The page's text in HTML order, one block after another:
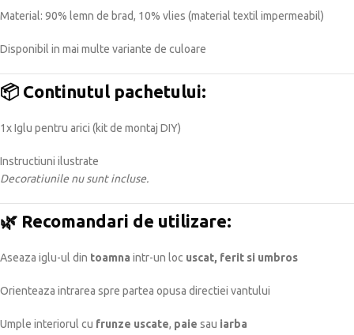
Material: 90% lemn de brad, 10% vlies (material textil impermeabil)
Disponibil in mai multe variante de culoare
📦 Continutul pachetului:
1x Iglu pentru arici (kit de montaj DIY)
Instructiuni ilustrate
Decoratiunile nu sunt incluse.
🌿 Recomandari de utilizare:
Aseaza iglu-ul din toamna intr-un loc uscat, ferit si umbros
Orienteaza intrarea spre partea opusa directiei vantului
Umple interiorul cu frunze uscate, paie sau iarba